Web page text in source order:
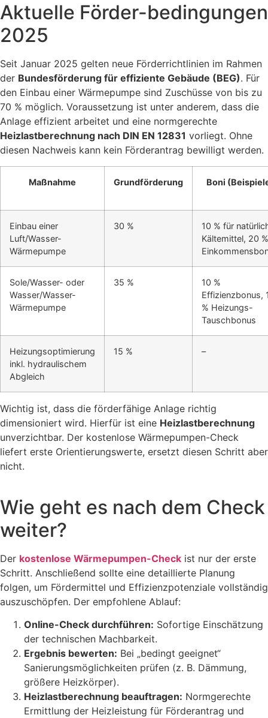
Aktuelle Förder-bedingungen
2025
Seit Januar 2025 gelten neue Förderrichtlinien im Rahmen
der Bundesförderung für effiziente Gebäude (BEG). Für
den Einbau einer Wärmepumpe sind Zuschüsse von bis zu
70 % möglich. Voraussetzung ist unter anderem, dass die
Anlage effizient arbeitet und eine normgerechte
Heizlastberechnung nach DIN EN 12831 vorliegt. Ohne
diesen Nachweis kann kein Förderantrag bewilligt werden.
Maßnahme Grundförderung Boni
Einbau einer
Luft/Wasser-
Wärmepumpe
30 %
10 % für
Kältemittel, 20 %
Sole/Wasser- oder
Wasser/Wasser-
Wärmepumpe
35 %
10 %
Effizienzbonus,
% Heizungs-
Tauschbonus
Heizungsoptimierung
inkl. hydraulischem
Abgleich
15 % –
Wichtig ist, dass die förderfähige Anlage richtig
dimensioniert wird. Hierfür ist eine Heizlastberechnung
unverzichtbar. Der kostenlose Wärmepumpen-Check
liefert erste Orientierungswerte, ersetzt diesen Schritt aber
nicht.
Wie geht es nach dem Check
weiter?
Der kostenlose Wärmepumpen-Check ist nur der erste
Schritt. Anschließend sollte eine detaillierte Planung
folgen, um Fördermittel und Effizienzpotenziale vollständig
auszuschöpfen. Der empfohlene Ablauf:
Online-Check durchführen: Sofortige Einschätzung
der technischen Machbarkeit.
Ergebnis bewerten: Bei „bedingt geeignet“
Sanierungsmöglichkeiten prüfen (z. B. Dämmung,
größere Heizkörper).
Heizlastberechnung beauftragen: Normgerechte
Ermittlung der Heizleistung für Förderantrag und